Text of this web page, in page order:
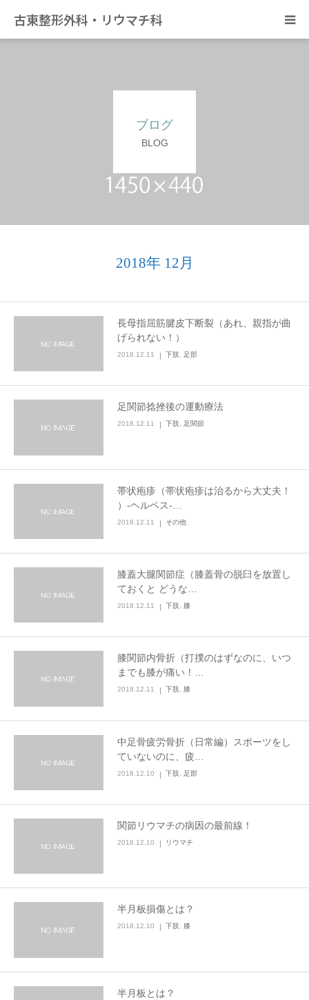
古東整形外科・リウマチ科
ブログ
BLOG
2018年 12月
長母指屈筋腱皮下断裂（あれ、親指が曲
げられない！）
2018.12.11 下肢 足部
足関節捻挫後の運動療法
2018.12.11 下肢, 足関節
帯状疱疹（帯状疱疹は治るから大丈夫！
）-ヘルペス-…
2018.12.11 その他
膝蓋大腿関節症（膝蓋骨の脱臼を放置し
ておくと どうな…
2018.12.11 下肢 膝
膝関節内骨折（打撲のはずなのに、いつ
までも膝が痛い！…
2018.12.11 下肢, 膝
中足骨疲労骨折（日常編）スポーツをし
ていないのに、疲…
2018.12.10 下肢 足部
関節リウマチの病因の最前線！
2018.12.10 リウマチ
半月板損傷とは？
2018.12.10 下肢, 膝
半月板とは？
カンファレンス